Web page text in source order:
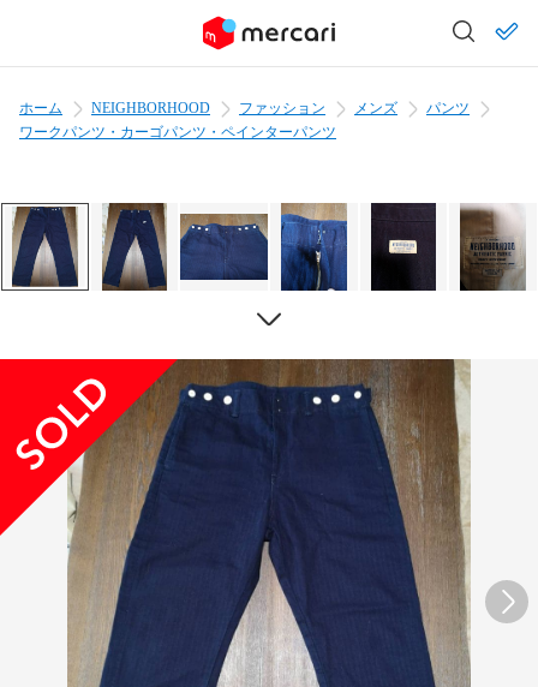
ホーム NEIGHBORHOOD ファッション メンズ
パンツ
ワークパンツ・カーゴパンツ・ペインターパンツ